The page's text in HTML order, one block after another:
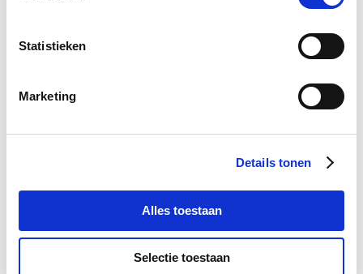
Statistieken
Marketing
Details tonen
Alles toestaan
Selectie toestaan